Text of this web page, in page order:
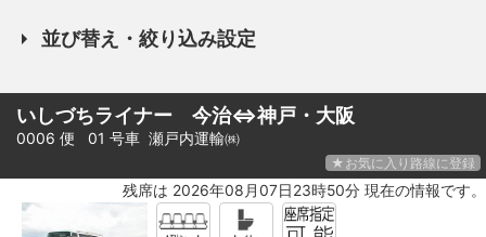
並び替え・絞り込み設定
いしづちライナー 今治⇔神戸・大阪
0006 便 01 号車 瀬戸内運輸㈱
★お気に入り路線に登録
残席は 2026年08月07日23時50分 現在の情報です。